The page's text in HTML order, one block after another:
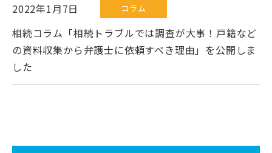
2022年1月7日 コラム
相続コラム「相続トラブルでは調査が大事！戸籍など
の資料収集から弁護士に依頼すべき理由」を公開しま
した